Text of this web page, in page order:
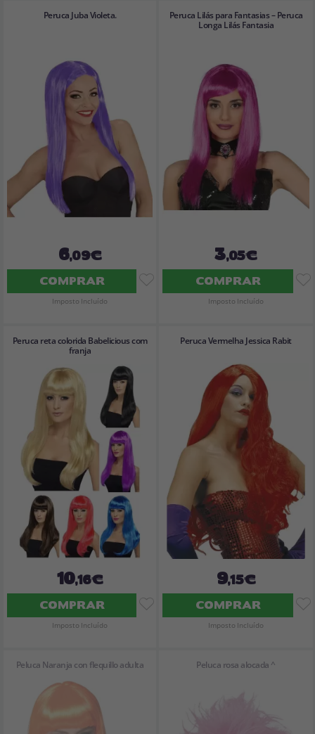
Peruca Juba Violeta.
6,09€
COMPRAR
Imposto Incluído
Peruca Lilás para Fantasias – Peruca
Longa Lilás Fantasia
3,05€
COMPRAR
Imposto Incluído
Peruca reta colorida Babelicious com
franja
10,16€
COMPRAR
Imposto Incluído
Peruca Vermelha Jessica Rabit
9,15€
COMPRAR
Imposto Incluído
Peluca Naranja con flequillo adulta Peluca rosa alocada ^